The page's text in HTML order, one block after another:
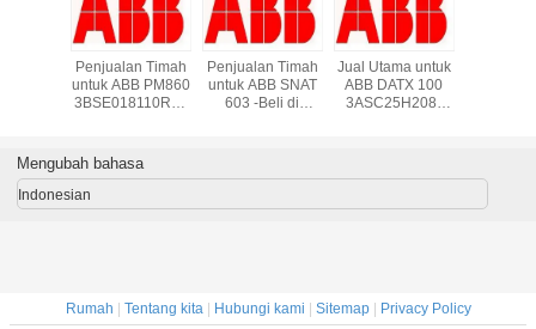
-
Penjualan Timah
untuk ABB PM860
3BSE018110R1 -
Penjualan Timah
untuk ABB SNAT
603 -Beli di
Jual Utama untuk
ABB DATX 100
3ASC25H208-
Mengubah bahasa
Indonesian
Rumah | Tentang kita| Hubungi kami | Sitemap| Privacy Policy